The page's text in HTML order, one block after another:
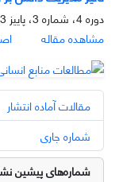
دوره 4، شماره 3، پاییز 1393، صفحه
مشاهده مقاله
مقالات آماده انتشار
شماره جاری
شماره‌های پیشین